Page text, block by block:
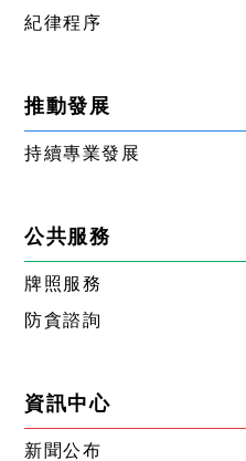
紀律程序
推動發展
持續專業發展
公共服務
牌照服務
防貪諮詢
資訊中心
新聞公布